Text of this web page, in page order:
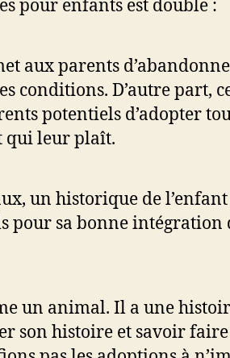
pour enfants est double :
aux parents
conditions. D’autre part,
potentiels d’adopter
qui leur plaît.
un historique de l’enfant
pour sa bonne intégration
un animal. Il a une
son histoire et savoir